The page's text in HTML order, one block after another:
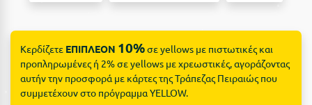
Ζάκυνθος
Η
Κερδίζετε ΕΠΙΠΛΕΟΝ 10%σε yellows με πιστωτικές και
προπληρωμένες ή 2% σε yellows με χρεωστικές, αγοράζοντας
αυτήν την προσφορά με κάρτες της Τράπεζας Πειραιώς που
συμμετέχουν στο πρόγραμμα YELLOW.